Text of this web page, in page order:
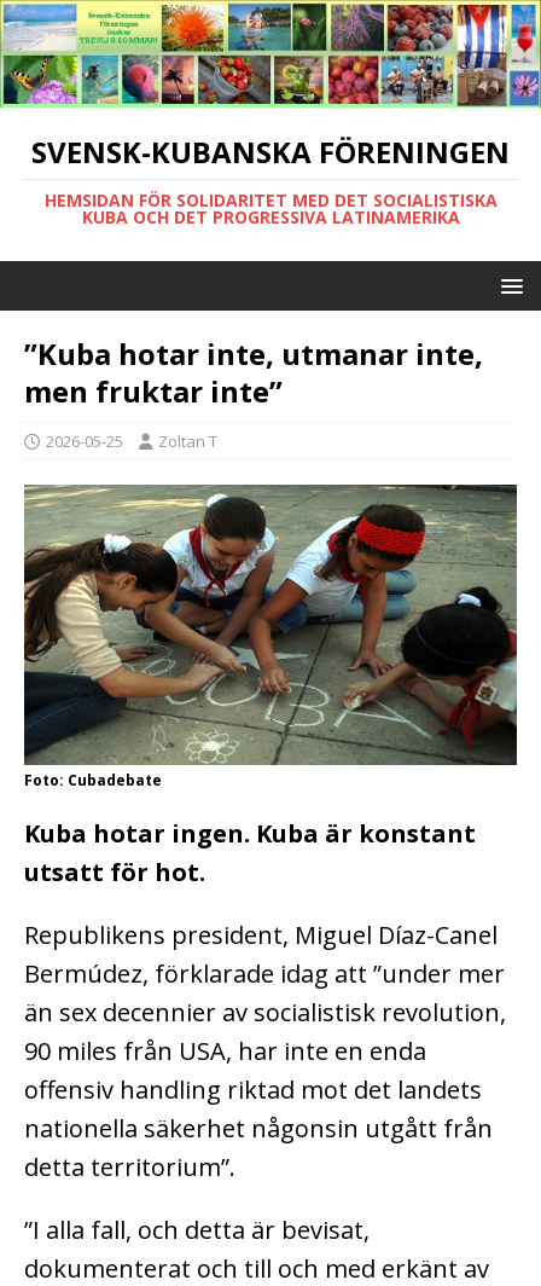
SVENSK-KUBANSKA FÖRENINGEN
HEMSIDAN FÖR SOLIDARITET MED DET SOCIALISTISKA
KUBA OCH DET PROGRESSIVA LATINAMERIKA
”Kuba hotar inte, utmanar inte,
men fruktar inte”
2026-05-25 Zoltan T
Foto: Cubadebate
Kuba hotar ingen. Kuba är konstant
utsatt för hot.
Republikens president, Miguel Díaz-Canel
Bermúdez, förklarade idag att ”under mer
än sex decennier av socialistisk revolution,
90 miles från USA, har inte en enda
offensiv handling riktad mot det landets
nationella säkerhet någonsin utgått från
detta territorium”.
”I alla fall, och detta är bevisat,
dokumenterat och till och med erkänt av